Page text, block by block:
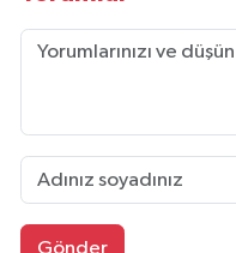
Gönder